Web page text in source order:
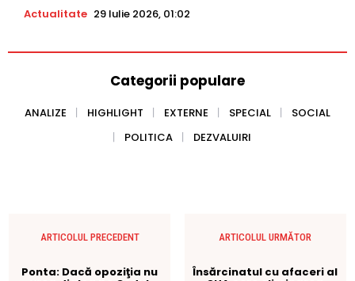
Actualitate 29 Iulie 2026, 01:02
Categorii populare
ANALIZE HIGHLIGHT EXTERNE SPECIAL
SOCIAL
POLITICA
DEZVALUIRI
ARTICOLUL PRECEDENT
Ponta: Dacă opoziţia nu
ARTICOLUL URMĂTOR
Însărcinatul cu afaceri al